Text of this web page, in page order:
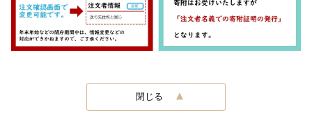
閉じる